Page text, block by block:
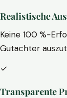
Realistische
Keine 100 %-
Gutachter
✓
Transparente